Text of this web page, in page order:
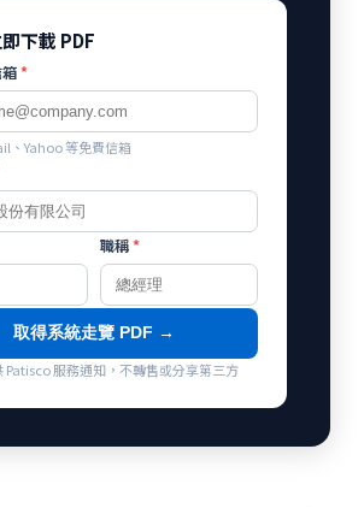
下載 PDF
*
、Yahoo 等免費信箱
職稱*
取得系統走覽 PDF →
Patisco 服務通知，不轉售或分享第三方